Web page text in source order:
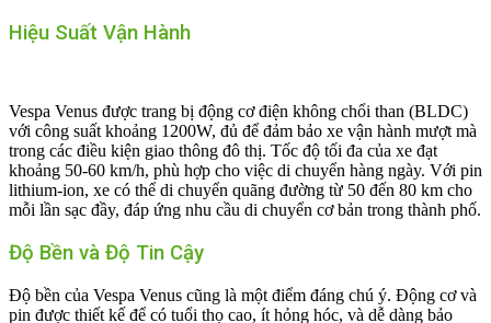
Hiệu Suất Vận Hành
Vespa Venus được trang bị động cơ điện không chổi than (BLDC)
với công suất khoảng 1200W, đủ để đảm bảo xe vận hành mượt mà
trong các điều kiện giao thông đô thị. Tốc độ tối đa của xe đạt
khoảng 50-60 km/h, phù hợp cho việc di chuyển hàng ngày. Với pin
lithium-ion, xe có thể di chuyển quãng đường từ 50 đến 80 km cho
mỗi lần sạc đầy, đáp ứng nhu cầu di chuyển cơ bản trong thành phố.
Độ Bền và Độ Tin Cậy
Độ bền của Vespa Venus cũng là một điểm đáng chú ý. Động cơ và
pin được thiết kế để có tuổi thọ cao, ít hỏng hóc, và dễ dàng bảo